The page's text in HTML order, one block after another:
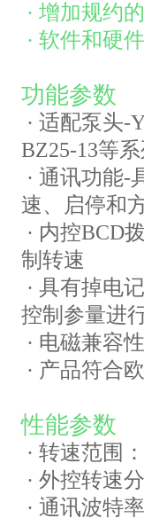
· 增加规约
· 软件和硬
功能参数
· 适配泵头-
BZ25-13等
· 通讯功能-
速、启停和
· 内控BCD
制转速
· 具有掉电
控制参量进
· 电磁兼容
· 产品符合
性能参数
· 转速范围
· 外控转速
· 通讯波特